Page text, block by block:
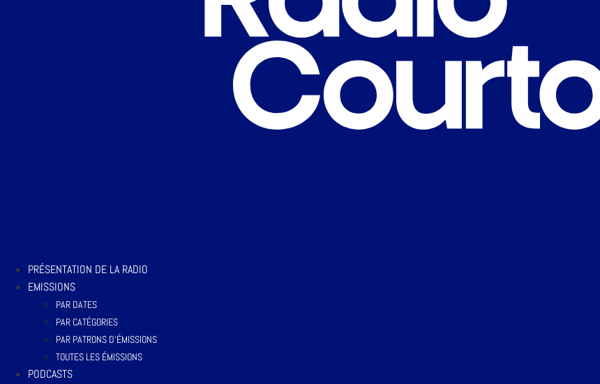
PRÉSENTATION DE LA RADIO
EMISSIONS
PAR DATES
PAR CATÉGORIES
PAR PATRONS D’ÉMISSIONS
TOUTES LES ÉMISSIONS
PODCASTS